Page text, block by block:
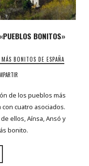
BONITOS»
BONITOS DE ESPAÑA
de los pueblos más
cuatro asociados.
ellos, Aínsa, Ansó y
bonito.